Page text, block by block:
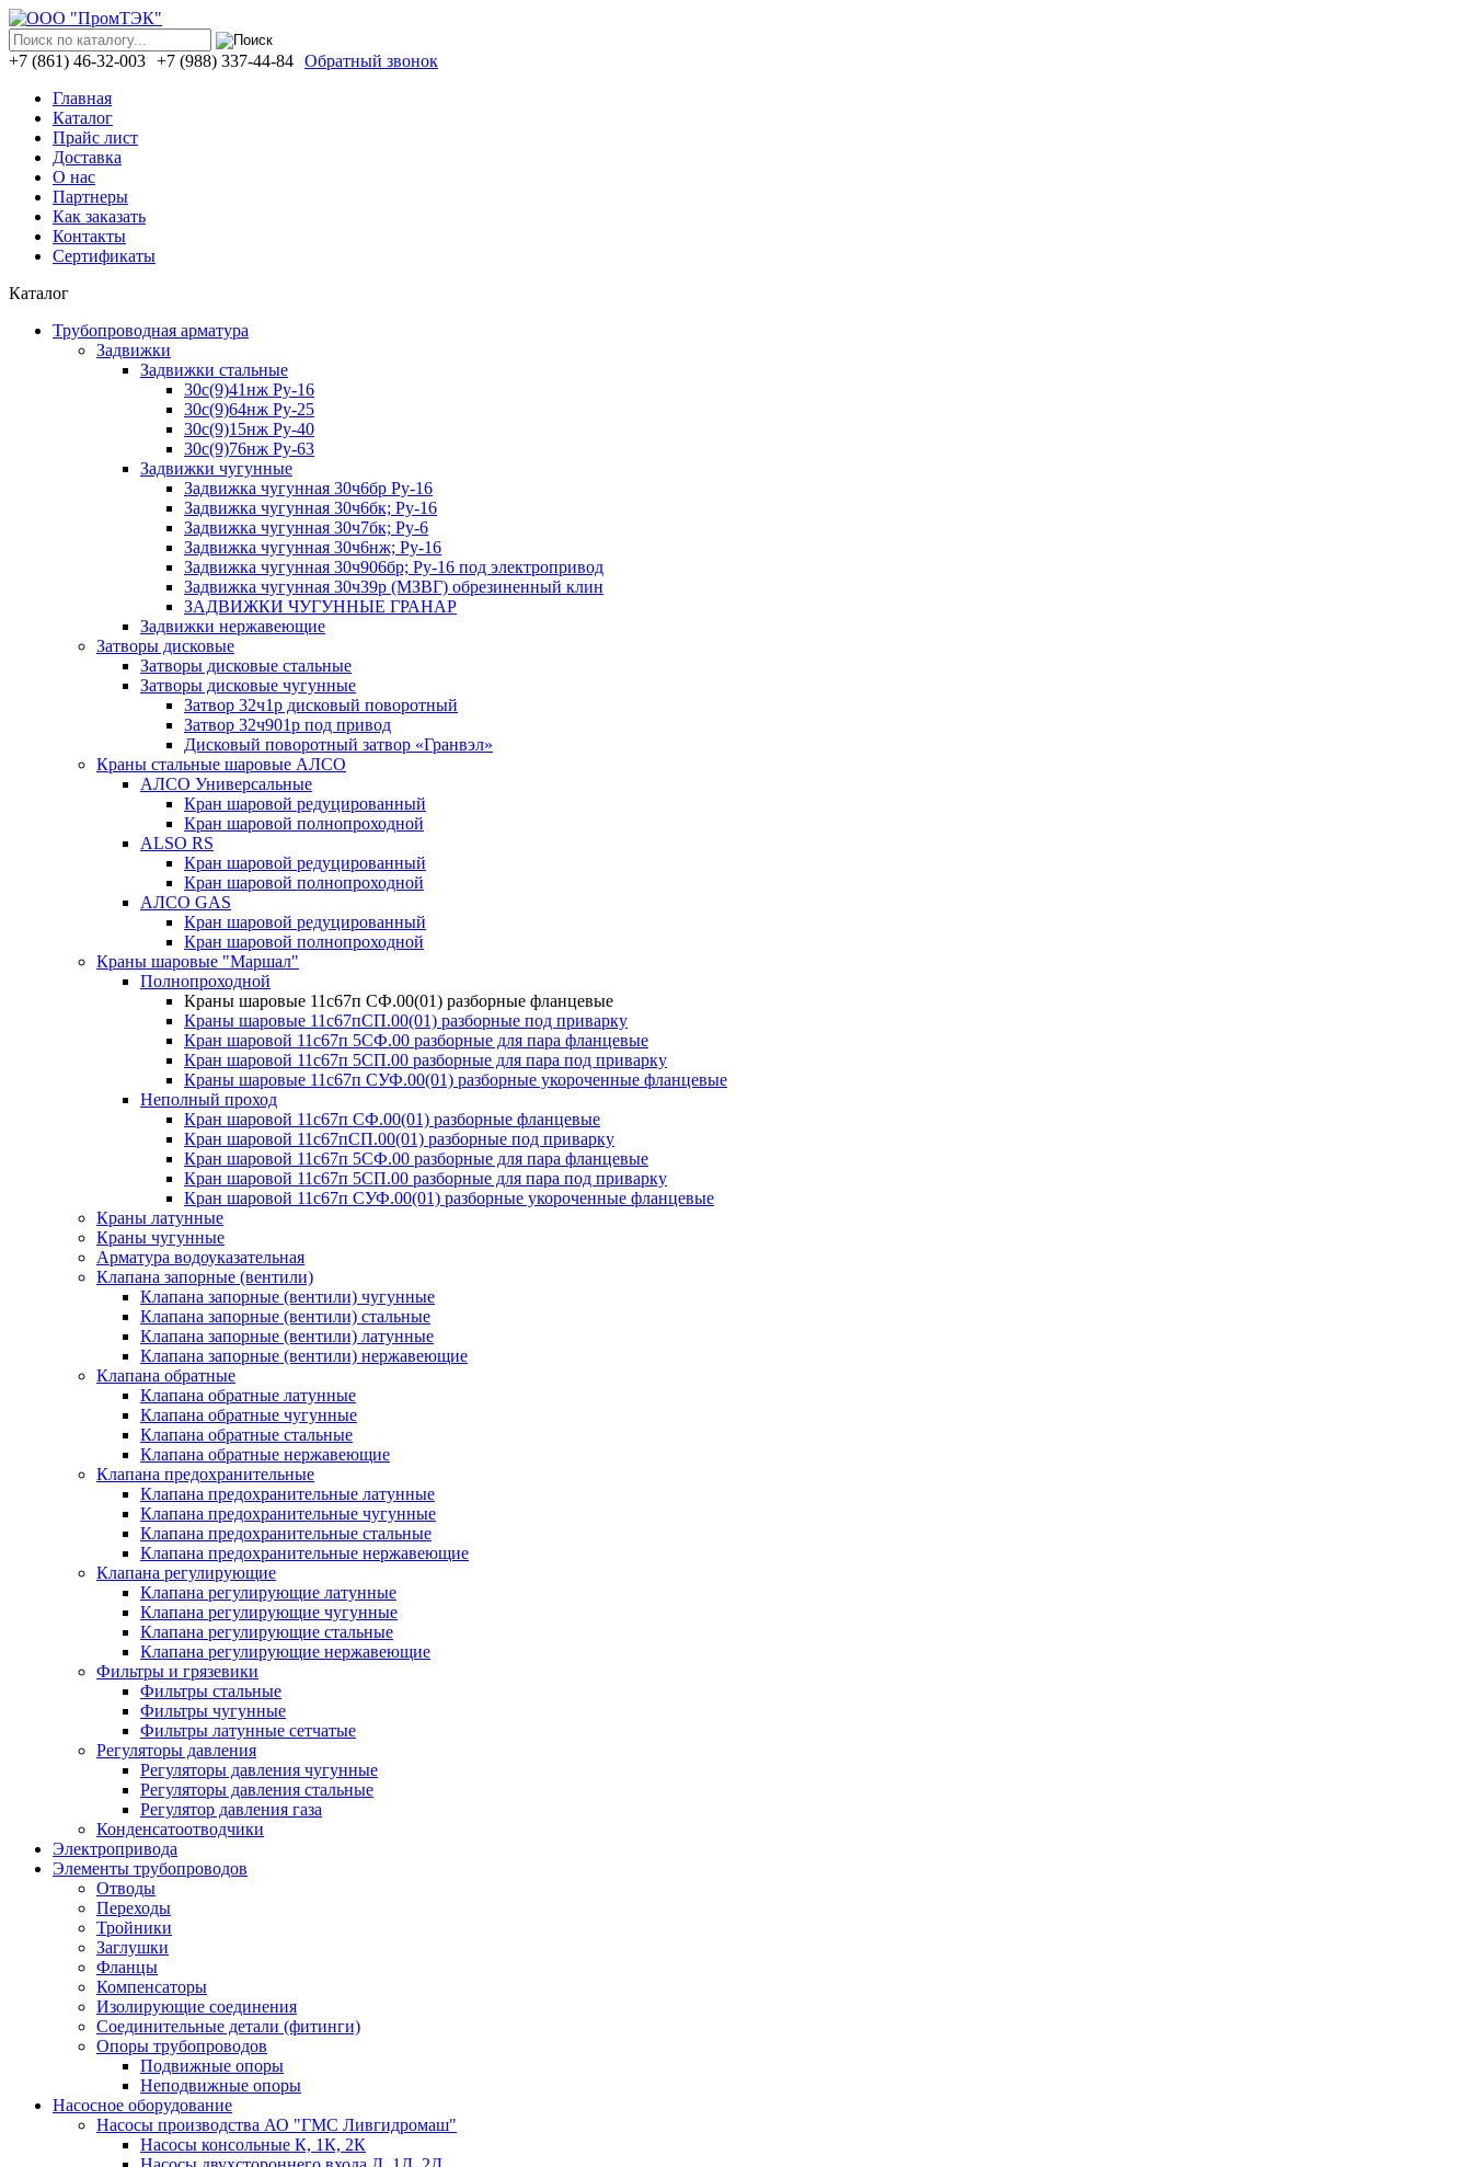
+7 (861) 46-32-003 +7 (988) 337-44-84 Обратный звонок
Главная
Каталог
Прайс лист
Доставка
О нас
Партнеры
Как заказать
Контакты
Сертификаты
Каталог
Трубопроводная арматура
Задвижки
Задвижки стальные
30с(9)41нж Ру-16
30с(9)64нж Ру-25
30с(9)15нж Ру-40
30с(9)76нж Ру-63
Задвижки чугунные
Задвижка чугунная 30ч6бр Ру-16
Задвижка чугунная 30ч6бк; Ру-16
Задвижка чугунная 30ч7бк; Ру-6
Задвижка чугунная 30ч6нж; Ру-16
Задвижка чугунная 30ч906бр; Ру-16 под электропривод
Задвижка чугунная 30ч39р (МЗВГ) обрезиненный клин
ЗАДВИЖКИ ЧУГУННЫЕ ГРАНАР
Задвижки нержавеющие
Затворы дисковые
Затворы дисковые стальные
Затворы дисковые чугунные
Затвор 32ч1р дисковый поворотный
Затвор 32ч901р под привод
Дисковый поворотный затвор «Гранвэл»
Краны стальные шаровые АЛСО
АЛСО Универсальные
Кран шаровой редуцированный
Кран шаровой полнопроходной
ALSO RS
Кран шаровой редуцированный
Кран шаровой полнопроходной
АЛСО GAS
Кран шаровой редуцированный
Кран шаровой полнопроходной
Краны шаровые "Маршал"
Полнопроходной
Краны шаровые 11с67п СФ.00(01) разборные фланцевые
Краны шаровые 11с67пСП.00(01) разборные под приварку
Кран шаровой 11с67п 5СФ.00 разборные для пара фланцевые
Кран шаровой 11с67п 5СП.00 разборные для пара под приварку
Краны шаровые 11с67п СУФ.00(01) разборные укороченные фланцевые
Неполный проход
Кран шаровой 11с67п СФ.00(01) разборные фланцевые
Кран шаровой 11с67пСП.00(01) разборные под приварку
Кран шаровой 11с67п 5СФ.00 разборные для пара фланцевые
Кран шаровой 11с67п 5СП.00 разборные для пара под приварку
Кран шаровой 11с67п СУФ.00(01) разборные укороченные фланцевые
Краны латунные
Краны чугунные
Арматура водоуказательная
Клапана запорные (вентили)
Клапана запорные (вентили) чугунные
Клапана запорные (вентили) стальные
Клапана запорные (вентили) латунные
Клапана запорные (вентили) нержавеющие
Клапана обратные
Клапана обратные латунные
Клапана обратные чугунные
Клапана обратные стальные
Клапана обратные нержавеющие
Клапана предохранительные
Клапана предохранительные латунные
Клапана предохранительные чугунные
Клапана предохранительные стальные
Клапана предохранительные нержавеющие
Клапана регулирующие
Клапана регулирующие латунные
Клапана регулирующие чугунные
Клапана регулирующие стальные
Клапана регулирующие нержавеющие
Фильтры и грязевики
Фильтры стальные
Фильтры чугунные
Фильтры латунные сетчатые
Регуляторы давления
Регуляторы давления чугунные
Регуляторы давления стальные
Регулятор давления газа
Конденсатоотводчики
Электропривода
Элементы трубопроводов
Отводы
Переходы
Тройники
Заглушки
Фланцы
Компенсаторы
Изолирующие соединения
Соединительные детали (фитинги)
Опоры трубопроводов
Подвижные опоры
Неподвижные опоры
Насосное оборудование
Насосы производства АО "ГМС Ливгидромаш"
Насосы консольные К, 1К, 2К